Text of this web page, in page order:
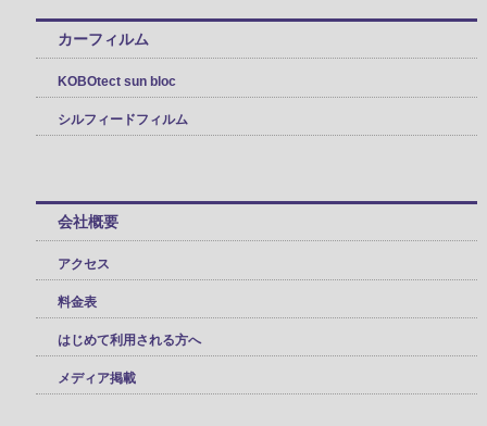
カーフィルム
KOBOtect sun bloc
シルフィードフィルム
会社概要
アクセス
料金表
はじめて利用される方へ
メディア掲載